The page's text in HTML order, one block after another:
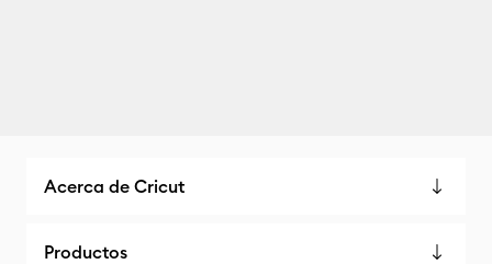
Acerca de Cricut
Productos